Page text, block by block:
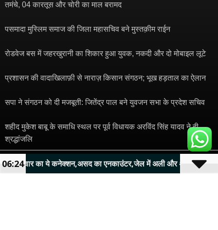
तमंचे, 04 कारतूस और चोरी का माल बरामद
पसमादा मुस्लिम समाज की जिला महासचिव बने मुस्तक़ीम राईन
रोडवेज बस में जहरखुरानी का शिकार हुआ युवक, नकदी और दो मोबाइल लूटे
प्रशासन की वादाखिलाफ़ी से नाराज़ किसान संगठन; भूख हड़ताल का ऐलान
सपा ने संगठन को दी मजबूती: जितेंद्र पाल बने युवजन सभा के प्रदेश सचिव
शहीद मुकेश बाबू के समाधि स्थल पर पूर्व विधायक अरविंद सिंह यादव ने दी
श्रद्धांजलि
© 2024 Copyright – Bharat News Today 24×7 | Designed and
का एनकाउंटर,जेल में अली और अब अबान की मौत...
06:24